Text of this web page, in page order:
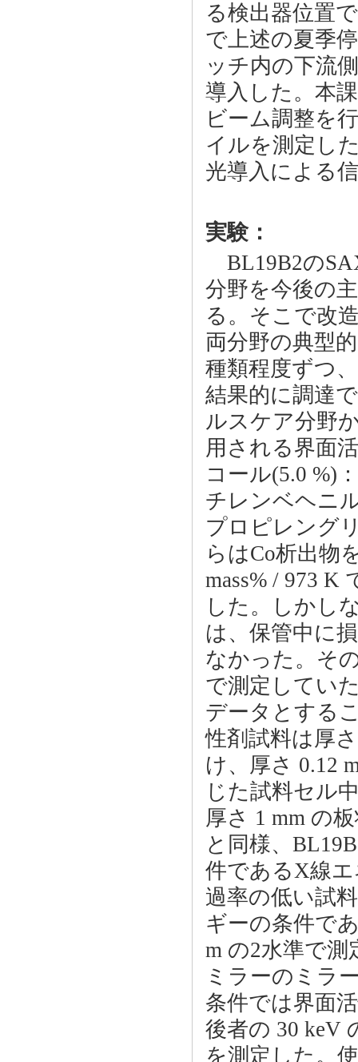
る検出器位置
で上述の夏季
ッチ内の下流
導入した。本
ビーム調整を
イルを測定し
光導入による
実験：
BL19B2の
分野を今後の
る。そこで改
両分野の典型
種類程度ずつ
結果的に調達
ルスケア分野
用される界面
コール(5.0 %)
チレンベヘニ
プロピレング
らはCo析出物
mass% / 973 K
した。しかし
は、保管中に
なかった。そ
で測定してい
データとする
性剤試料は厚
け、厚さ 0.12
じた試料セル
厚さ 1 mm の
と同様、
件であるX線エ
過率の低い試
ギーの条件で
m の2水準で
ミラーのミラ
条件では界面
後者の 30 keV
を測定した。